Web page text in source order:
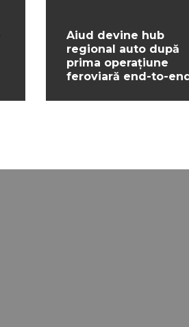
Aiud devine hub
regional auto după
prima operațiune
feroviară end-to-